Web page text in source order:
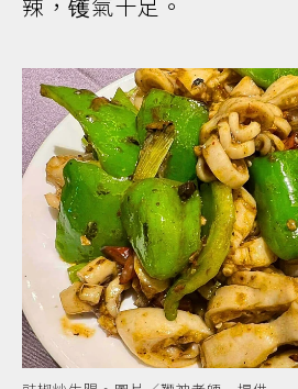
辣，镬氣十足。